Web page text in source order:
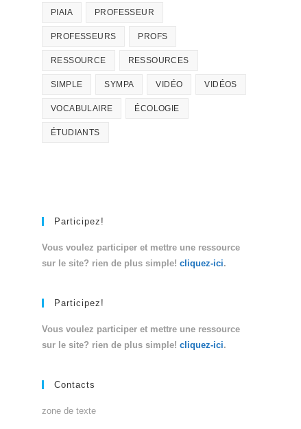
PIAIA PROFESSEUR
PROFESSEURS PROFS
RESSOURCE RESSOURCES
SIMPLE SYMPA VIDÉO VIDÉOS
VOCABULAIRE ÉCOLOGIE
ÉTUDIANTS
Participez!
Vous voulez participer et mettre une ressource
sur le site? rien de plus simple! cliquez-ici.
Participez!
Vous voulez participer et mettre une ressource
sur le site? rien de plus simple! cliquez-ici.
Contacts
zone de texte